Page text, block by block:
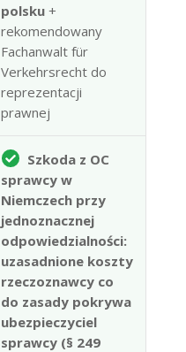
polsku+
rekomendowany
Fachanwalt für
Verkehrsrecht do
reprezentacji
prawnej
Szkoda z OC
sprawcy w
Niemczech przy
jednoznacznej
odpowiedzialności:
uzasadnione koszty
rzeczoznawcy co
do zasady pokrywa
ubezpieczyciel
sprawcy (§ 249